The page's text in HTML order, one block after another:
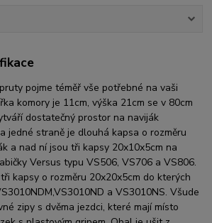
pojme téměř vše potřebné na vaši
komory je 11cm, výška 21cm se v 80cm
dostatečný prostor na naviják
jedné straně je dlouhá kapsa o rozměru
a nad ní jsou tři kapsy 20x10x5cm na
Versus typu VS506, VS706 a VS806.
kapsy o rozměru 20x20x5cm do kterých
a VS3010NS. Všude
zipy s dvěma jezdci, které mají místo